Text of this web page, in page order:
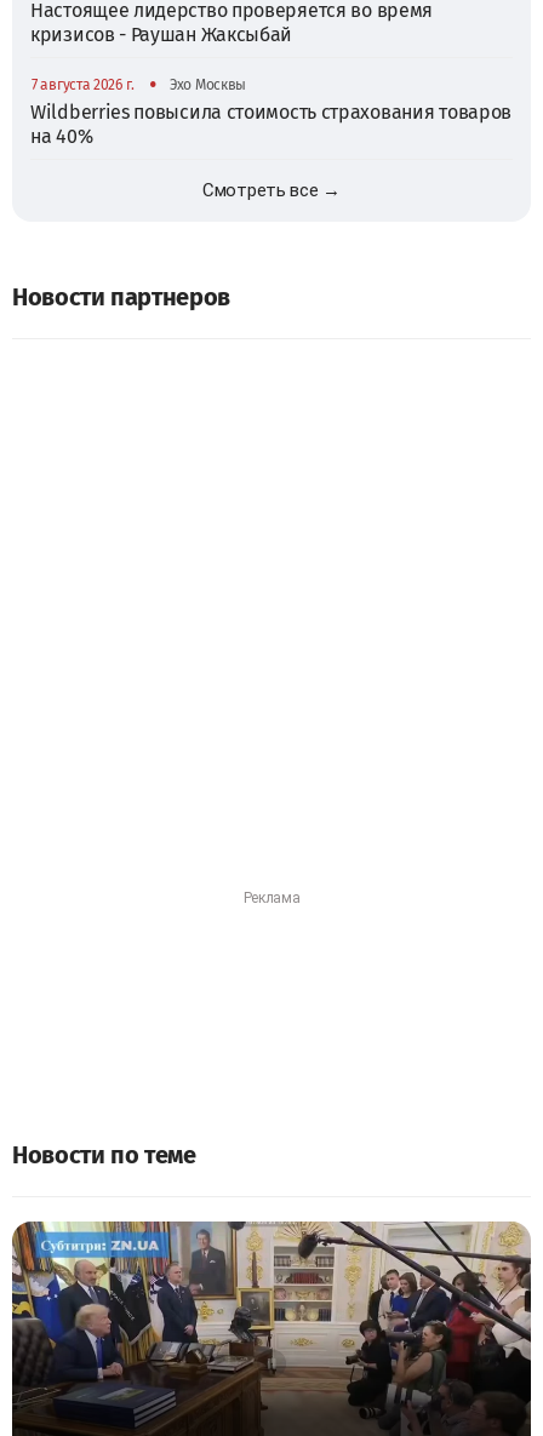
Настоящее лидерство проверяется во время
кризисов - Раушан Жаксыбай
7 августа 2026 г. • Эхо Москвы
Wildberries повысила стоимость страхования товаров
на 40%
Смотреть все →
Новости партнеров
Новости по теме